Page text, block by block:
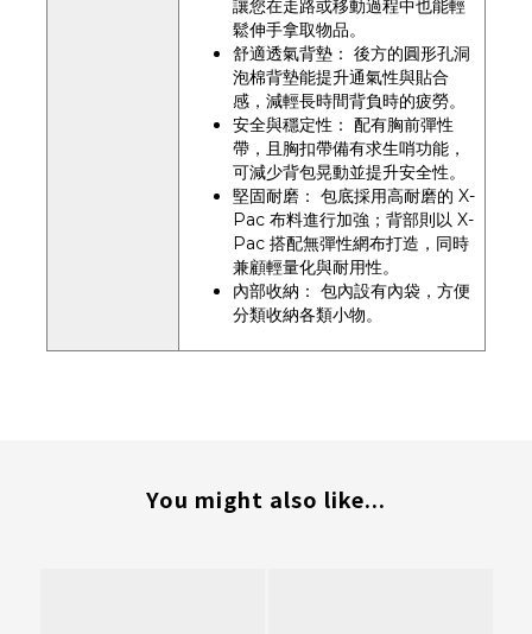
讓您在走路或移動過程中也能輕
鬆伸手拿取物品。
舒適透氣背墊： 後方的圓形孔洞
泡棉背墊能提升通氣性與貼合
感，減輕長時間背負時的疲勞。
安全與穩定性： 配有胸前彈性
帶，且胸扣帶備有求生哨功能，
可減少背包晃動並提升安全性。
堅固耐磨： 包底採用高耐磨的 X-
Pac 布料進行加強；背部則以 X-
Pac 搭配無彈性網布打造，同時
兼顧輕量化與耐用性。
內部收納： 包內設有內袋，方便
分類收納各類小物。
You might also like...